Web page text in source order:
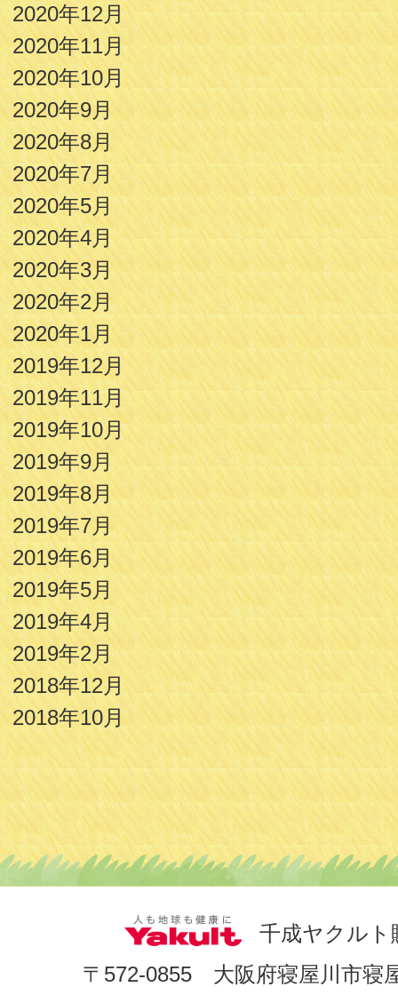
2020年12月
2020年11月
2020年10月
2020年9月
2020年8月
2020年7月
2020年5月
2020年4月
2020年3月
2020年2月
2020年1月
2019年12月
2019年11月
2019年10月
2019年9月
2019年8月
2019年7月
2019年6月
2019年5月
2019年4月
2019年2月
2018年12月
2018年10月
千成ヤクルト
〒572-0855 大阪府寝屋川市寝